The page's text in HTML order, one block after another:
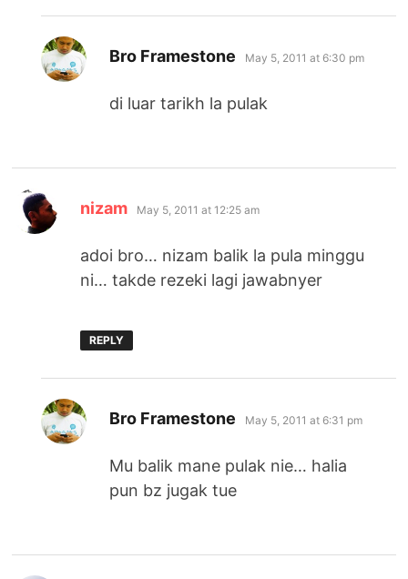
Bro Framestone says:
May 5, 2011 at 6:30 pm
di luar tarikh la pulak
nizam says:
May 5, 2011 at 12:25 am
adoi bro… nizam balik la pula minggu
ni… takde rezeki lagi jawabnyer
REPLY
Bro Framestone says:
May 5, 2011 at 6:31 pm
Mu balik mane pulak nie… halia
pun bz jugak tue